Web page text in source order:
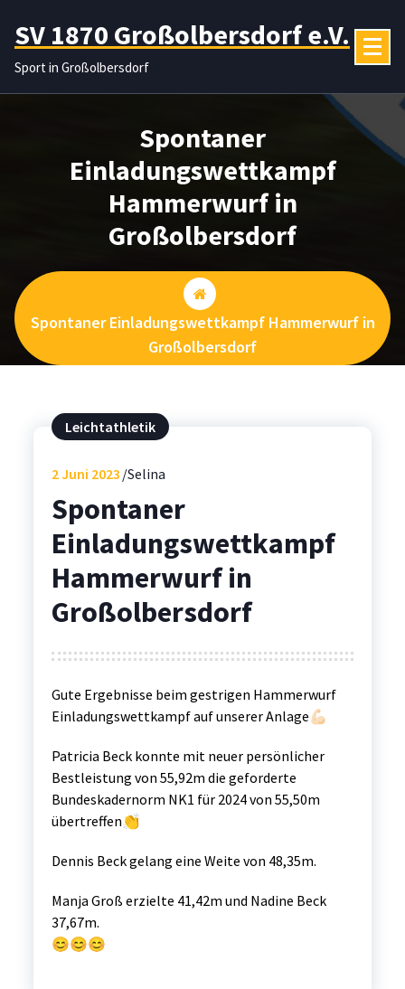
Inhalt
springen
SV 1870 Großolbersdorf e.V.
Sport in Großolbersdorf
Spontaner
Einladungswettkampf
Hammerwurf in
Großolbersdorf
Spontaner Einladungswettkampf Hammerwurf in
Großolbersdorf
Leichtathletik
2Juni 2023 Selina
Spontaner
Einladungswettkampf
Hammerwurf in
Großolbersdorf
Gute Ergebnisse beim gestrigen Hammerwurf
Einladungswettkampf auf unserer Anlage💪🏻
Patricia Beck konnte mit neuer persönlicher
Bestleistung von 55,92m die geforderte
Bundeskadernorm NK1 für 2024 von 55,50m
übertreffen👏
Dennis Beck gelang eine Weite von 48,35m.
Manja Groß erzielte 41,42m und Nadine Beck
37,67m.
😊😊😊